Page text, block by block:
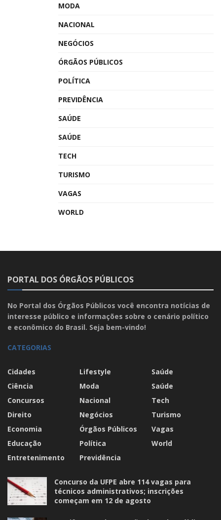
MODA
NACIONAL
NEGÓCIOS
ÓRGÃOS PÚBLICOS
POLÍTICA
PREVIDÊNCIA
SAÚDE
SAÚDE
TECH
TURISMO
VAGAS
WORLD
PORTAL DOS ÓRGÃOS PÚBLICOS
No Portal dos Órgãos Públicos você encontra notícias de
interesse público e informações sobre o cenário político
e econômico do Brasil. Seja bem-vindo!
CATEGORIAS
Cidades
Ciência
Concursos
Direito
Economia
Educação
Entretenimento
Lifestyle
Moda
Nacional
Negócios
Órgãos Públicos
Política
Previdência
Saúde
Saúde
Tech
Turismo
Vagas
World
Concurso da UFPE abre 114 vagas para
técnicos administrativos; inscrições
começam em 12 de agosto